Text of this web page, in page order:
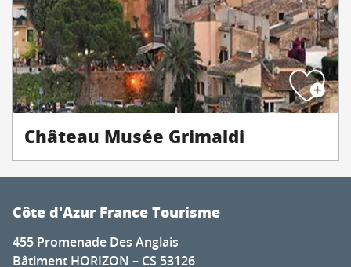
Château Musée Grimaldi
Côte d'Azur France Tourisme
455 Promenade Des Anglais
Bâtiment HORIZON – CS 53126